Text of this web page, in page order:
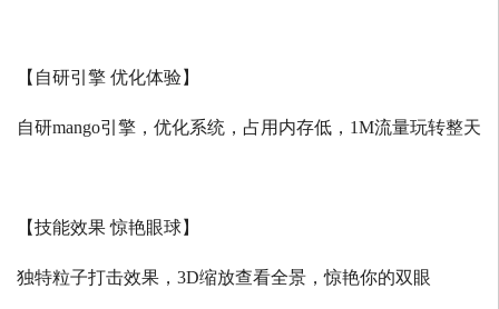
【自研引擎 优化体验】
自研mango引擎，优化系统，占用内存低， 1M流量玩转整天
【技能效果 惊艳眼球】
独特粒子打击效果， 3D缩放查看全景，惊艳你的双眼